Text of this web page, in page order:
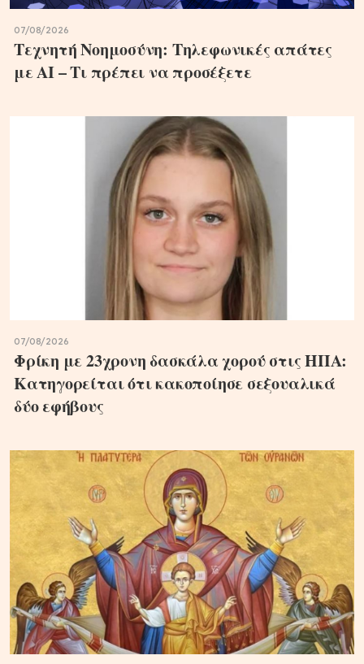
07/08/2026
Τεχνητή Νοημοσύνη: Τηλεφωνικές απάτες
με ΑΙ – Τι πρέπει να προσέξετε
07/08/2026
Φρίκη με 23χρονη δασκάλα χορού στις ΗΠΑ:
Κατηγορείται ότι κακοποίησε σεξουαλικά
δύο εφήβους